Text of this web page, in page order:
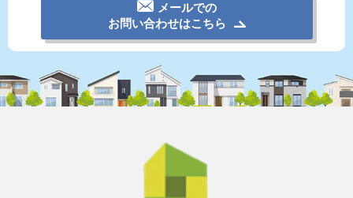
メールでの
お問い合わせはこちら